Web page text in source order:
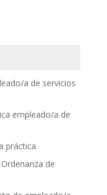
a de servicios
empleado/a de
práctica
de